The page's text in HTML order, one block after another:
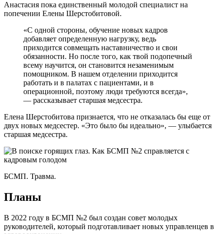
Анастасия пока единственный молодой специалист на
попечении Елены Шерстобитовой.
«С одной стороны, обучение новых кадров
добавляет определенную нагрузку, ведь
приходится совмещать наставничество и свои
обязанности. Но после того, как твой подопечный
всему научится, он становится незаменимым
помощником. В нашем отделении приходится
работать и в палатах с пациентами, и в
операционной, поэтому люди требуются всегда»,
— рассказывает старшая медсестра.
Елена Шерстобитова признается, что не отказалась бы еще от
двух новых медсестер. «Это было бы идеально», — улыбается
старшая медсестра.
БСМП. Травма.
Планы
В 2022 году в БСМП №2 был создан совет молодых
руководителей, который подготавливает новых управленцев в